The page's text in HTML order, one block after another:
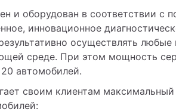
и оборудован в соответствии с
инновационное
осуществлять
среде. При этом мощность
автомобилей.
своим клиентам максимальный